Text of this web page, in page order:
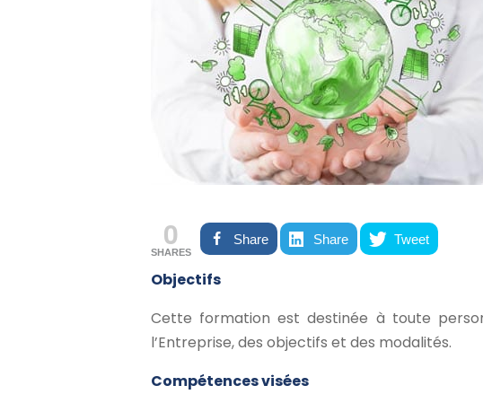
0
SHARES
Share Share Tweet
Objectifs
Cette formation est destinée à toute
l’Entreprise, des objectifs et des modalités.
Compétences visées